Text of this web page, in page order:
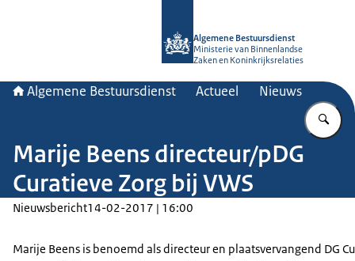
Algemene Bestuursdienst
Ministerie van Binnenlandse
Zaken en Koninkrijksrelaties
Algemene Bestuursdienst Actueel Nieuws
Marije Beens directeur/pDG
Curatieve Zorg bij VWS
Nieuwsbericht14-02-2017 | 16:00
Marije Beens is benoemd als directeur en plaatsvervangend DG